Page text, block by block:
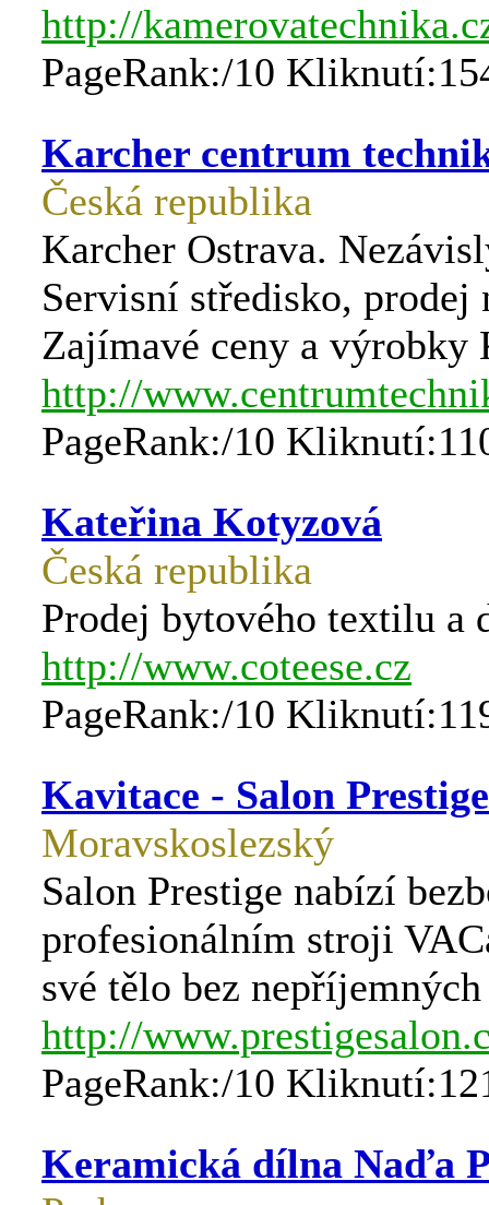
http://
PageRank:/10
Karcher centrum
Česká republika
Karcher Ostrava.
Servisní středisko,
Zajímavé ceny a výrobky
http://
PageRank:/10
Kateřina Kotyzová
Česká republika
Prodej bytového textilu a
http://www.coteese.cz
PageRank:/10
Kavitace - Salon Prestige
Moravskoslezský
Salon Prestige nabízí
profesionálním stroji
své tělo bez
http://
PageRank:/10
Keramická dílna Naďa